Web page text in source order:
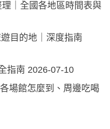
｜全國各地區時間表與
目的地｜深度指南
指南 2026-07-10
場館怎麼到、周邊吃喝